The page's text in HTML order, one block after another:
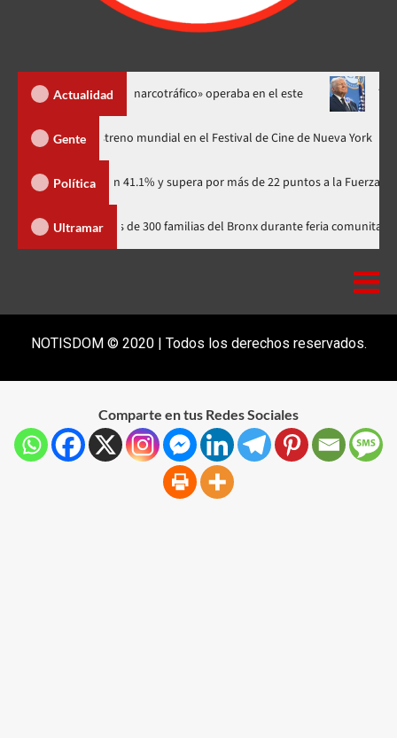
Actualidad
«red narcotráfico» operaba en el este Trump
Gente
Minus Zero» tendrá su estreno mundial en el Festival de Cine de
Política
con 41.1% y supera por más de 22 puntos a la Fuerza del Pueblo
Ultramar
Tapia acerca recursos a más de 300 familias del Bronx durante
NOTISDOM © 2020 | Todos los derechos reservados.
Comparte en tus Redes Sociales